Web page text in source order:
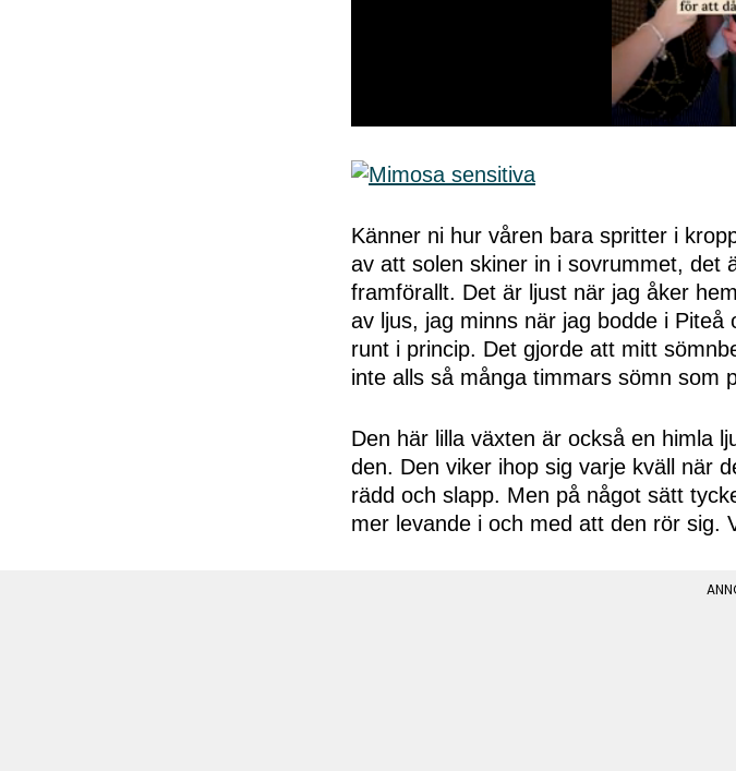
of
50
Känner ni hur våren bara spritter i
av att solen skiner in i sovrummet, det
framförallt. Det är ljust när jag åker
av ljus, jag minns när jag bodde i
runt i princip. Det gjorde att mitt
inte alls så många timmars sömn som
Den här lilla växten är också en himla
den. Den viker ihop sig varje kväll när
rädd och slapp. Men på något sätt
mer levande i och med att den rör sig.